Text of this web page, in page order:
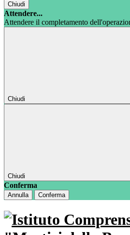
Chiudi
Attendere...
Attendere il completamento
Chiudi
Chiudi
Conferma
Annulla Conferma